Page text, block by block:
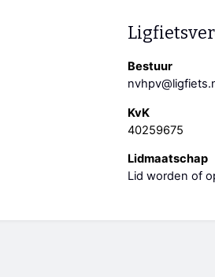
Bestuur
KvK
40259675
Lidmaatschap
Lid worden of